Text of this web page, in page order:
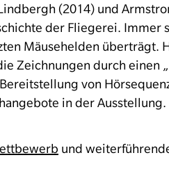
(2014) und
der Fliegerei. Immer
Mäusehelden überträgt.
Zeichnungen durch einen
von
in der
und